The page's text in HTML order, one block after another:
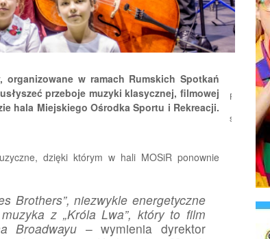
w ramach Rumskich Spotkań
przeboje muzyki klasycznej, filmowej
hala Miejskiego Ośrodka Sportu i Rekreacji.
dzięki którym w hali MOSiR ponownie
Brothers”, niezwykle energetyczne
z „Króla Lwa”, który to film
Broadwayu – wymienia dyrektor
Podziel
się: